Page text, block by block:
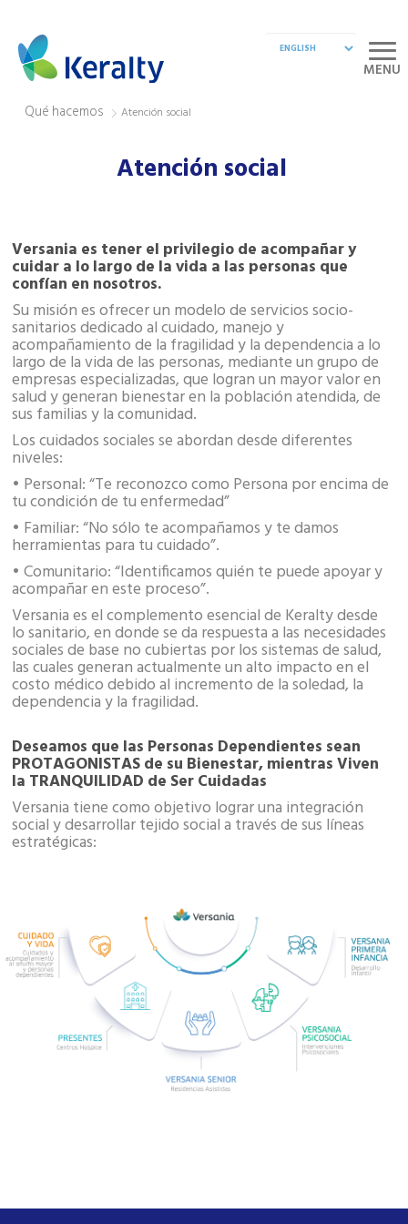
MENU
Qué hacemos
Atención social
Atención social
Versania es tener el privilegio de acompañar y
cuidar a lo largo de la vida a las personas que
confían en nosotros.
Su misión es ofrecer un modelo de servicios socio-
sanitarios dedicado al cuidado, manejo y
acompañamiento de la fragilidad y la dependencia a lo
largo de la vida de las personas, mediante un grupo de
empresas especializadas, que logran un mayor valor en
salud y generan bienestar en la población atendida, de
sus familias y la comunidad.
Los cuidados sociales se abordan desde diferentes
niveles:
• Personal: “Te reconozco como Persona por encima de
tu condición de tu enfermedad”
• Familiar: “No sólo te acompañamos y te damos
herramientas para tu cuidado”.
• Comunitario: “Identificamos quién te puede apoyar y
acompañar en este proceso”.
Versania es el complemento esencial de Keralty desde
lo sanitario, en donde se da respuesta a las necesidades
sociales de base no cubiertas por los sistemas de salud,
las cuales generan actualmente un alto impacto en el
costo médico debido al incremento de la soledad, la
dependencia y la fragilidad.
Deseamos que las Personas Dependientes sean
PROTAGONISTAS de su Bienestar, mientras Viven
la TRANQUILIDAD de Ser Cuidadas
Versania tiene como objetivo lograr una integración
social y desarrollar tejido social a través de sus líneas
estratégicas: